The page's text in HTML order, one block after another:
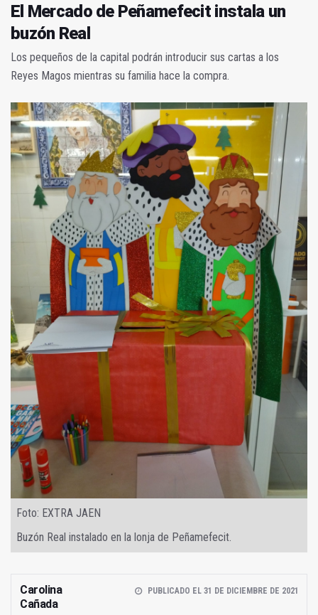
El Mercado de Peñamefecit instala un
buzón Real
Los pequeños de la capital podrán introducir sus cartas a los
Reyes Magos mientras su familia hace la compra.
Foto: EXTRA JAEN
Buzón Real instalado en la lonja de Peñamefecit.
Carolina
Cañada
PUBLICADO EL 31 DE DICIEMBRE DE 2021